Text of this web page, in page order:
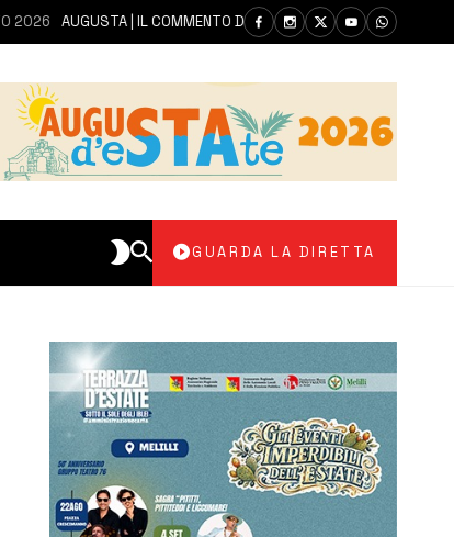
AUGUSTA | IL COMMENTO DEI PARLAMENTARI CANNATA E AUTERI
GUARDA LA DIRETTA